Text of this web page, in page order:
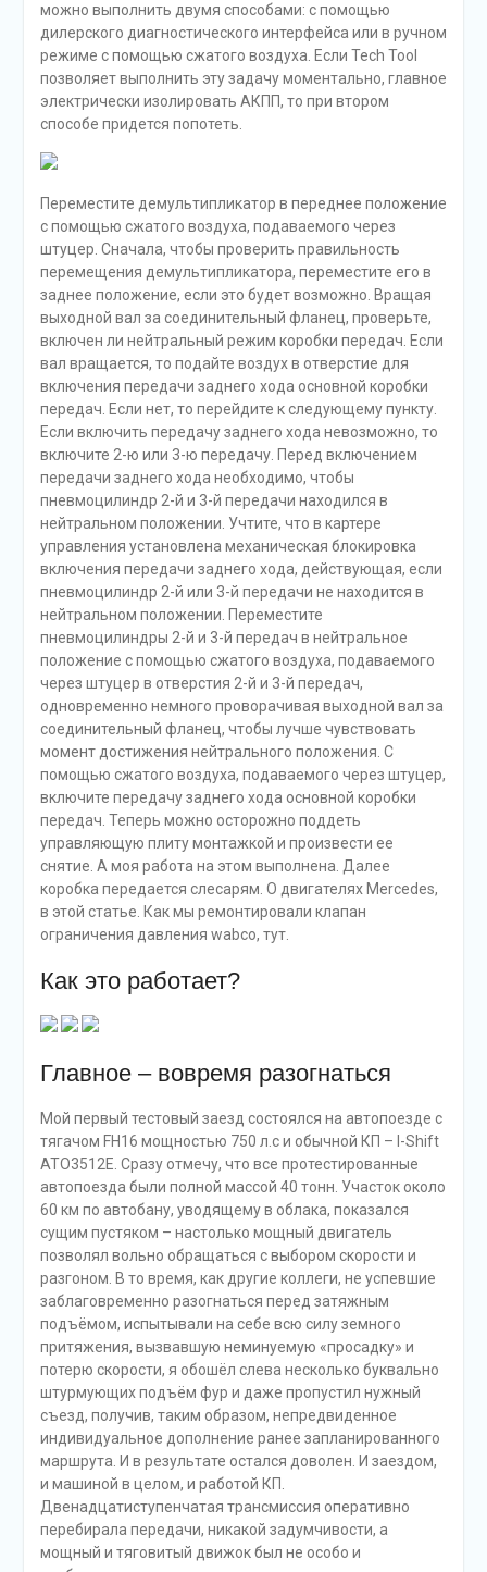
можно выполнить двумя способами: с помощью
дилерского диагностического интерфейса или в ручном
режиме с помощью сжатого воздуха. Если Tech Tool
позволяет выполнить эту задачу моментально, главное
электрически изолировать АКПП, то при втором
способе придется попотеть.
Переместите демультипликатор в переднее положение
с помощью сжатого воздуха, подаваемого через
штуцер. Сначала, чтобы проверить правильность
перемещения демультипликатора, переместите его в
заднее положение, если это будет возможно. Вращая
выходной вал за соединительный фланец, проверьте,
включен ли нейтральный режим коробки передач. Если
вал вращается, то подайте воздух в отверстие для
включения передачи заднего хода основной коробки
передач. Если нет, то перейдите к следующему пункту.
Если включить передачу заднего хода невозможно, то
включите 2-ю или 3-ю передачу. Перед включением
передачи заднего хода необходимо, чтобы
пневмоцилиндр 2-й и 3-й передачи находился в
нейтральном положении. Учтите, что в картере
управления установлена механическая блокировка
включения передачи заднего хода, действующая, если
пневмоцилиндр 2-й или 3-й передачи не находится в
нейтральном положении. Переместите
пневмоцилиндры 2-й и 3-й передач в нейтральное
положение с помощью сжатого воздуха, подаваемого
через штуцер в отверстия 2-й и 3-й передач,
одновременно немного проворачивая выходной вал за
соединительный фланец, чтобы лучше чувствовать
момент достижения нейтрального положения. С
помощью сжатого воздуха, подаваемого через штуцер,
включите передачу заднего хода основной коробки
передач. Теперь можно осторожно поддеть
управляющую плиту монтажкой и произвести ее
снятие. А моя работа на этом выполнена. Далее
коробка передается слесарям. О двигателях Mercedes,
в этой статье. Как мы ремонтировали клапан
ограничения давления wabco, тут.
Как это работает?
Главное – вовремя разогнаться
Мой первый тестовый заезд состоялся на автопоезде с
тягачом FH16 мощностью 750 л.с и обычной КП – I-Shift
АТО3512Е. Сразу отмечу, что все протестированные
автопоезда были полной массой 40 тонн. Участок около
60 км по автобану, уводящему в облака, показался
сущим пустяком – настолько мощный двигатель
позволял вольно обращаться с выбором скорости и
разгоном. В то время, как другие коллеги, не успевшие
заблаговременно разогнаться перед затяжным
подъёмом, испытывали на себе всю силу земного
притяжения, вызвавшую неминуемую «просадку» и
потерю скорости, я обошёл слева несколько буквально
штурмующих подъём фур и даже пропустил нужный
съезд, получив, таким образом, непредвиденное
индивидуальное дополнение ранее запланированного
маршрута. И в результате остался доволен. И заездом,
и машиной в целом, и работой КП.
Двенадцатиступенчатая трансмиссия оперативно
перебирала передачи, никакой задумчивости, а
мощный и тяговитый движок был не особо и